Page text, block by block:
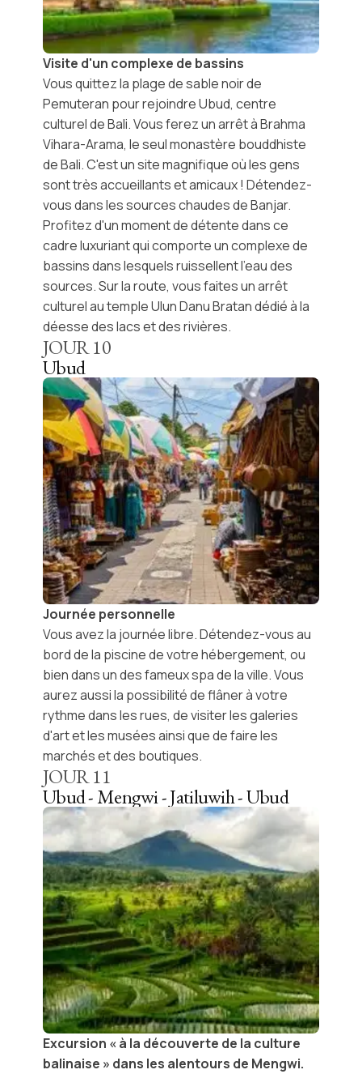
Visite d'un complexe de bassins
Vous quittez la plage de sable noir de
Pemuteran pour rejoindre Ubud, centre
culturel de Bali. Vous ferez un arrêt à Brahma
Vihara-Arama, le seul monastère bouddhiste
de Bali. C'est un site magnifique où les gens
sont très accueillants et amicaux ! Détendez-
vous dans les sources chaudes de Banjar.
Profitez d'un moment de détente dans ce
cadre luxuriant qui comporte un complexe de
bassins dans lesquels ruissellent l’eau des
sources. Sur la route, vous faites un arrêt
culturel au temple Ulun Danu Bratan dédié à la
déesse des lacs et des rivières.
JOUR10
Ubud
Journée personnelle
Vous avez la journée libre. Détendez-vous au
bord de la piscine de votre hébergement, ou
bien dans un des fameux spa de la ville. Vous
aurez aussi la possibilité de flâner à votre
rythme dans les rues, de visiter les galeries
d'art et les musées ainsi que de faire les
marchés et des boutiques.
JOUR11
Ubud - Mengwi - Jatiluwih - Ubud
Excursion « à la découverte de la culture
balinaise » dans les alentours de Mengwi.